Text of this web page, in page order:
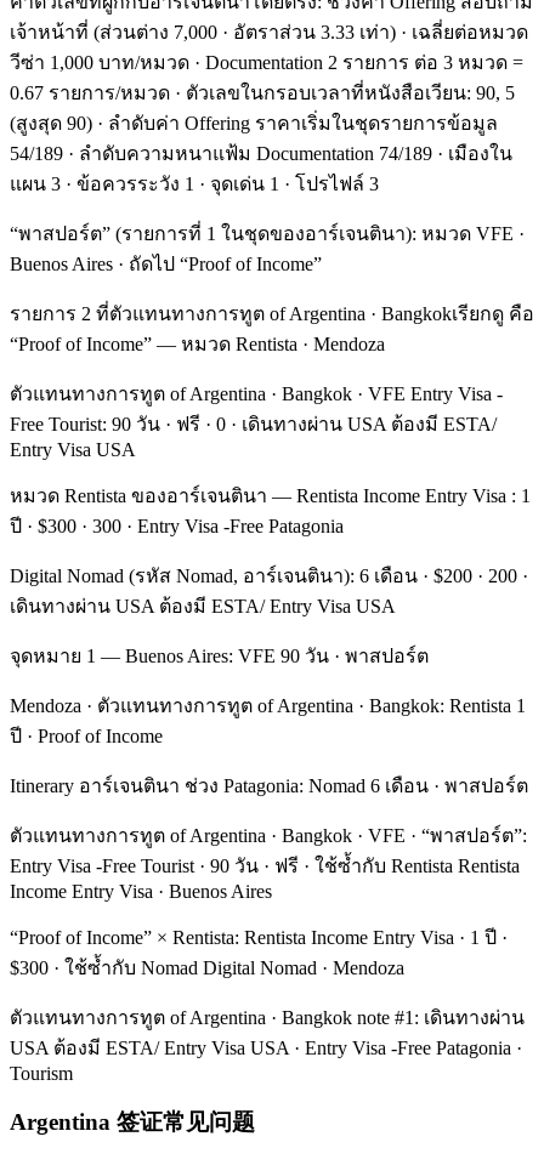
เจ้าหน้าที่ (ส่วนต่าง 7,000 · อัตราส่วน 3.33 เท่า) · เฉลี่ยต่อหมวด
วีซ่า 1,000 บาท/หมวด · Documentation 2 รายการ ต่อ 3 หมวด =
0.67 รายการ/หมวด · ตัวเลขในกรอบเวลาที่หนังสือเวียน: 90, 5
(สูงสุด 90) · ลำดับค่า Offering ราคาเริ่มในชุดรายการข้อมูล
54/189 · ลำดับความหนาแฟ้ม Documentation 74/189 · เมืองใน
แผน 3 · ข้อควรระวัง 1 · จุดเด่น 1 · โปรไฟล์ 3
“พาสปอร์ต” (รายการที่ 1 ในชุดของอาร์เจนตินา): หมวด VFE ·
Buenos Aires · ถัดไป “Proof of Income”
รายการ 2 ที่ตัวแทนทางการทูต of Argentina · Bangkokเรียกดู คือ
“Proof of Income” — หมวด Rentista · Mendoza
ตัวแทนทางการทูต of Argentina · Bangkok · VFE Entry Visa -
Free Tourist: 90 วัน · ฟรี · 0 · เดินทางผ่าน USA ต้องมี ESTA/
Entry Visa USA
หมวด Rentista ของอาร์เจนตินา — Rentista Income Entry Visa : 1
ปี · $300 · 300 · Entry Visa -Free Patagonia
Digital Nomad (รหัส Nomad, อาร์เจนตินา): 6 เดือน · $200 · 200 ·
เดินทางผ่าน USA ต้องมี ESTA/ Entry Visa USA
จุดหมาย 1 — Buenos Aires: VFE 90 วัน · พาสปอร์ต
Mendoza · ตัวแทนทางการทูต of Argentina · Bangkok: Rentista 1
ปี · Proof of Income
Itinerary อาร์เจนตินา ช่วง Patagonia: Nomad 6 เดือน · พาสปอร์ต
ตัวแทนทางการทูต of Argentina · Bangkok · VFE · “พาสปอร์ต”:
Entry Visa -Free Tourist · 90 วัน · ฟรี · ใช้ซ้ำกับ Rentista Rentista
Income Entry Visa · Buenos Aires
“Proof of Income” × Rentista: Rentista Income Entry Visa · 1 ปี ·
$300 · ใช้ซ้ำกับ Nomad Digital Nomad · Mendoza
ตัวแทนทางการทูต of Argentina · Bangkok note #1: เดินทางผ่าน
USA ต้องมี ESTA/ Entry Visa USA · Entry Visa -Free Patagonia ·
Tourism
Argentina 签证常见问题